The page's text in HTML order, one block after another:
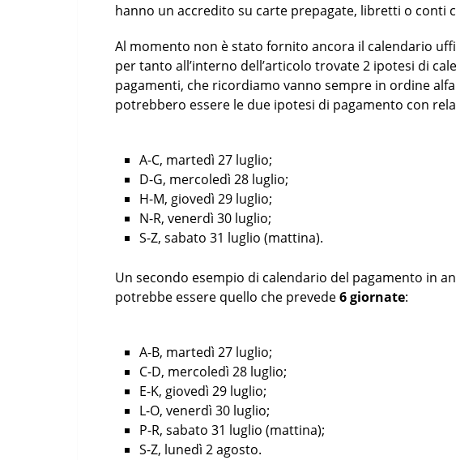
hanno un accredito su carte prepagate, libretti o conti
Al momento non è stato fornito ancora il calendario
per tanto all’interno dell’articolo trovate 2 ipotesi di
pagamenti, che ricordiamo vanno sempre in ordine
potrebbero essere le due ipotesi di pagamento con
A-C, martedì 27 luglio;
D-G, mercoledì 28 luglio;
H-M, giovedì 29 luglio;
N-R, venerdì 30 luglio;
S-Z, sabato 31 luglio (mattina).
Un secondo esempio di calendario del pagamento in
potrebbe essere quello che prevede6 giornate:
A-B, martedì 27 luglio;
C-D, mercoledì 28 luglio;
E-K, giovedì 29 luglio;
L-O, venerdì 30 luglio;
P-R, sabato 31 luglio (mattina);
S-Z, lunedì 2 agosto.